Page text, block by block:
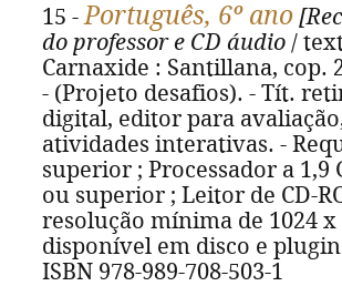
15 -Português, 6º ano
do professor e CD áudio /
Carnaxide : Santillana, cop.
- (Projeto desafios). - Tít.
digital, editor para
atividades interativas. -
superior ; Processador a 1,9
ou superior ; Leitor de CD-
resolução mínima de 1024 x
disponível em disco e
ISBN 978-989-708-503-1